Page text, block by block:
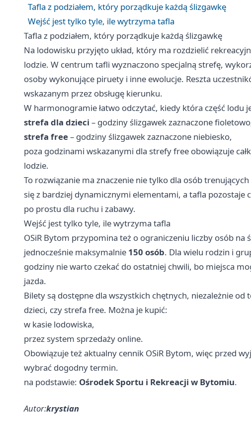
Tafla z podziałem, który porządkuje każdą ślizgawkę
Wejść jest tylko tyle, ile wytrzyma tafla
Tafla z podziałem, który porządkuje każdą ślizgawkę
Na lodowisku przyjęto układ, który ma rozdzielić
lodzie. W centrum tafli wyznaczono specjalną strefę,
osoby wykonujące piruety i inne ewolucje. Reszta
wskazanym przez obsługę kierunku.
W harmonogramie łatwo odczytać, kiedy która część lodu
strefa dla dzieci – godziny ślizgawek zaznaczone
strefa free– godziny ślizgawek zaznaczone niebiesko,
poza godzinami wskazanymi dla strefy free obowiązuje
lodzie.
To rozwiązanie ma znaczenie nie tylko dla osób
się z bardziej dynamicznymi elementami, a tafla pozostaje
po prostu dla ruchu i zabawy.
Wejść jest tylko tyle, ile wytrzyma tafla
OSiR Bytom przypomina też o ograniczeniu liczby osób na
jednocześnie maksymalnie 150 osób. Dla wielu rodzin i
godziny nie warto czekać do ostatniej chwili, bo miejsca
jazda.
Bilety są dostępne dla wszystkich chętnych, niezależnie od
dzieci, czy strefa free. Można je kupić:
w kasie lodowiska,
przez system sprzedaży online.
Obowiązuje też aktualny cennik OSiR Bytom, więc przed
wybrać dogodny termin.
na podstawie: Ośrodek Sportu i Rekreacji w Bytomiu.
Autor:krystian